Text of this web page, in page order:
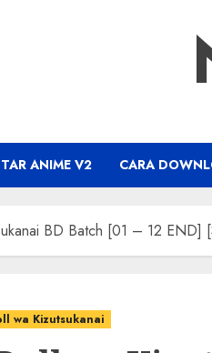
ANIME V2 CARA
BD Batch [01 – 12 END]
wa Kizutsukanai